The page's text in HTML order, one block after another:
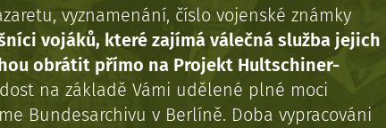
vyznamenání, číslo vojenské známky
vojáků, které zajímá válečná služba jejich
obrátit přímo na Projekt Hultschiner-
na základě Vámi udělené plné moci
Bundesarchivu v Berlíně. Doba vypracováni